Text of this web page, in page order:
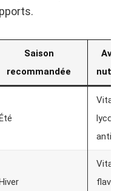
Saison
recommandée